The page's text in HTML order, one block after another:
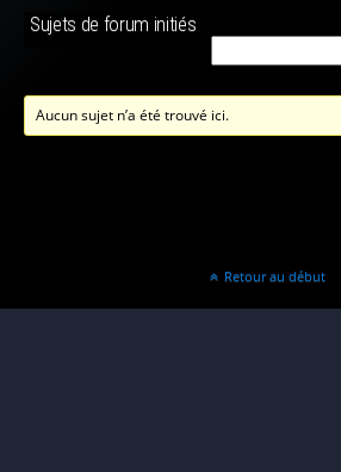
Sujets de forum initiés
Aucun sujet n’a été trouvé ici.
Retour au début